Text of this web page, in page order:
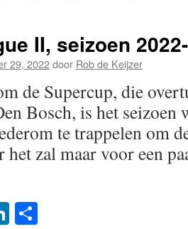
II, seizoen
29, 2022door Rob de Keijzer
de Supercup, die
Bosch, is het seizoen
te trappelen om
het zal maar voor een
LinkedIn